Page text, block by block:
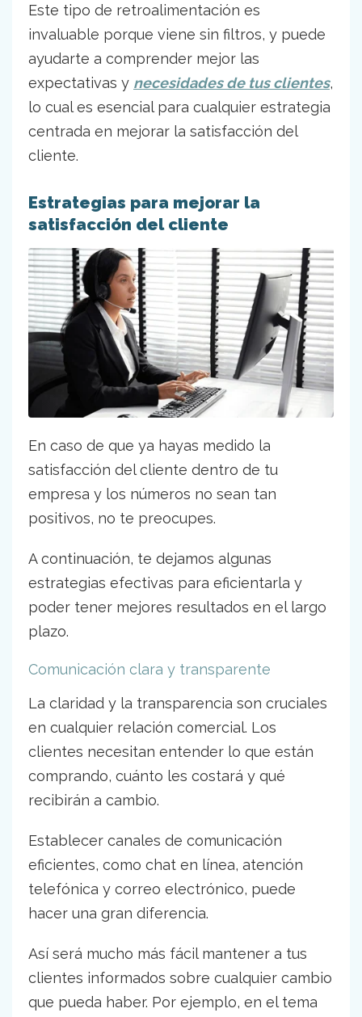
Este tipo de retroalimentación es
invaluable porque viene sin filtros, y puede
ayudarte a comprender mejor las
expectativas y necesidades de tus clientes,
lo cual es esencial para cualquier estrategia
centrada en mejorar la satisfacción del
cliente.
Estrategias para mejorar la
satisfacción del cliente
En caso de que ya hayas medido la
satisfacción del cliente dentro de tu
empresa y los números no sean tan
positivos, no te preocupes.
A continuación, te dejamos algunas
estrategias efectivas para eficientarla y
poder tener mejores resultados en el largo
plazo.
Comunicación clara y transparente
La claridad y la transparencia son cruciales
en cualquier relación comercial. Los
clientes necesitan entender lo que están
comprando, cuánto les costará y qué
recibirán a cambio.
Establecer canales de comunicación
eficientes, como chat en línea, atención
telefónica y correo electrónico, puede
hacer una gran diferencia.
Así será mucho más fácil mantener a tus
clientes informados sobre cualquier cambio
que pueda haber. Por ejemplo, en el tema